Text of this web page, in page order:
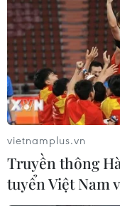
TIN LIÊN
vietnamplus.vn
Truyền thông
tuyển Việt Nam